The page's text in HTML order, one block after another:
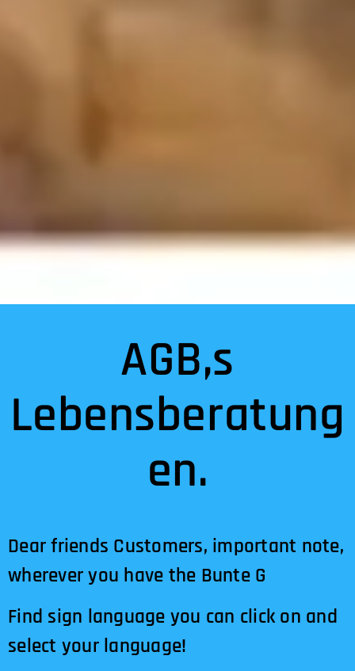
AGB,s
Lebensberatung
en.
Dear friends Customers, important note,
wherever you have the Bunte G
Find sign language you can click on and
select your language!